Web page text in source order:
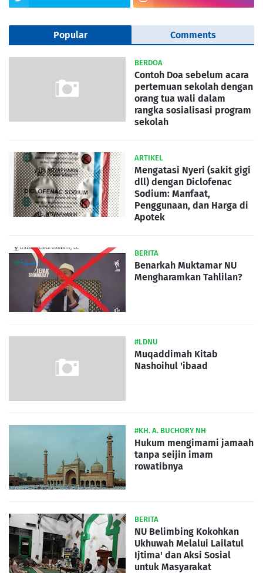
Popular Comments
BERDOA
Contoh Doa sebelum acara
pertemuan sekolah dengan
orang tua wali dalam
rangka sosialisasi program
sekolah
ARTIKEL
Mengatasi Nyeri (sakit gigi
dll) dengan Diclofenac
Sodium: Manfaat,
Penggunaan, dan Harga di
Apotek
BERITA
Benarkah Muktamar NU
Mengharamkan Tahlilan?
#LDNU
Muqaddimah Kitab
Nashoihul 'ibaad
#KH. A. BUCHORY NH
Hukum mengimami jamaah
tanpa seijin imam
rowatibnya
BERITA
NU Belimbing Kokohkan
Ukhuwah Melalui Lailatul
Ijtima' dan Aksi Sosial
untuk Masyarakat